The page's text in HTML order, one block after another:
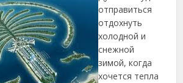
отправиться
отдохнуть
холодной и
снежной
зимой, когда
хочется тепла